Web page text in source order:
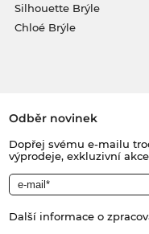
Silhouette Brýle
Chloé Brýle
Odběr novinek
Dopřej svému e-mailu
výprodeje, exkluzivní
Další informace o